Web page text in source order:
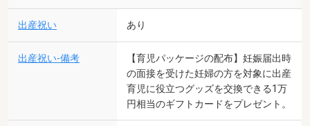
出産祝い あり
出産祝い-備考
【育児パッケージの配布】妊娠届出時
の面接を受けた妊婦の方を対象に出産
育児に役立つグッズを交換できる1万
円相当のギフトカードをプレゼント。